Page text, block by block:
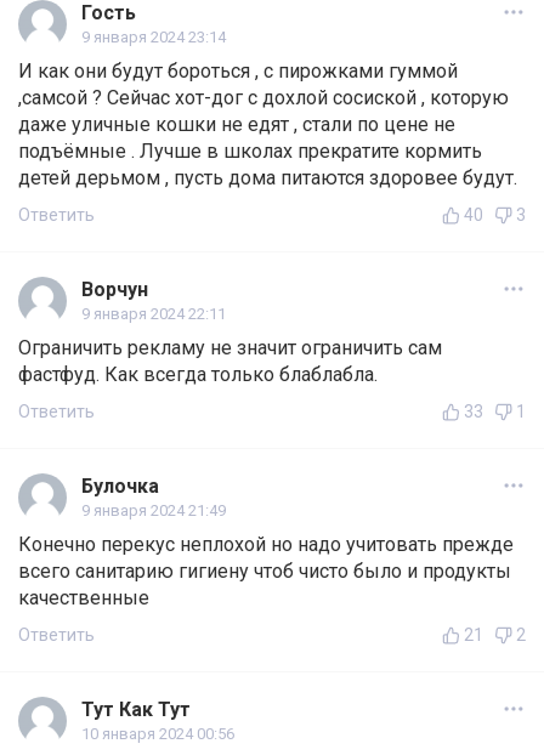
Гость
9 января 2024 23:14
И как они будут бороться , с пирожками гуммой
,самсой ? Сейчас хот-дог с дохлой сосиской , которую
даже уличные кошки не едят , стали по цене не
подъёмные . Лучше в школах прекратите кормить
детей дерьмом , пусть дома питаются здоровее будут.
Ответить 40 3
Ворчун
9 января 2024 22:11
Ограничить рекламу не значит ограничить сам
фастфуд. Как всегда только блаблабла.
Ответить 33 1
Булочка
9 января 2024 21:49
Конечно перекус неплохой но надо учитовать прежде
всего санитарию гигиену чтоб чисто было и продукты
качественные
Ответить 21 2
Тут Как Тут
10 января 2024 00:56